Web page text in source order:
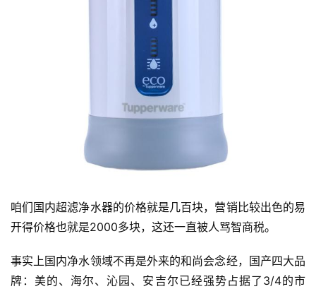
咱们国内超滤净水器的价格就是几百块，营销比较出色的易
开得价格也就是2000多块，这还一直被人骂智商税。
事实上国内净水领域不再是外来的和尚会念经，国产四大品
牌：美的、海尔、沁园、安吉尔已经强势占据了3/4的市